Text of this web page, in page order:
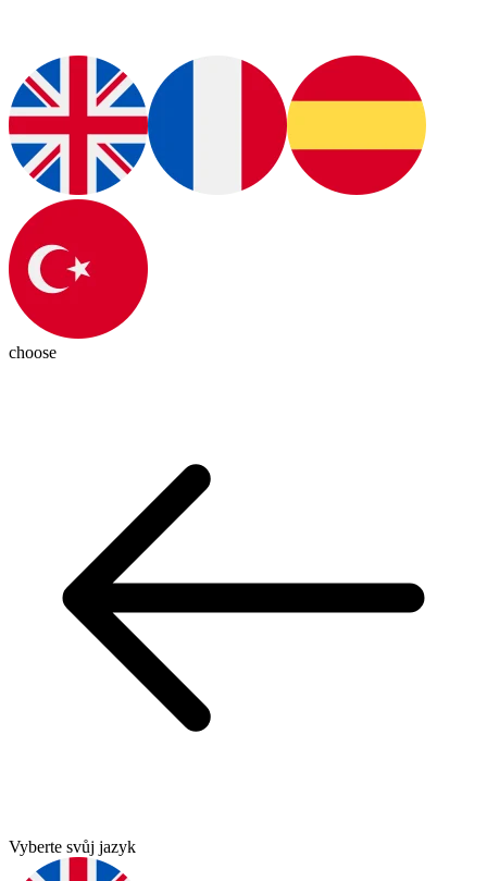
choose
Vyberte svůj jazyk